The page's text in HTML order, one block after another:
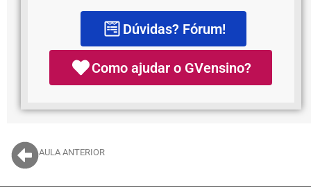
Dúvidas? Fórum!
Como ajudar o GVensino?
AULA ANTERIOR